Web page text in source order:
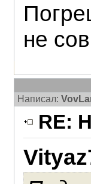
не
Написал:
RE: